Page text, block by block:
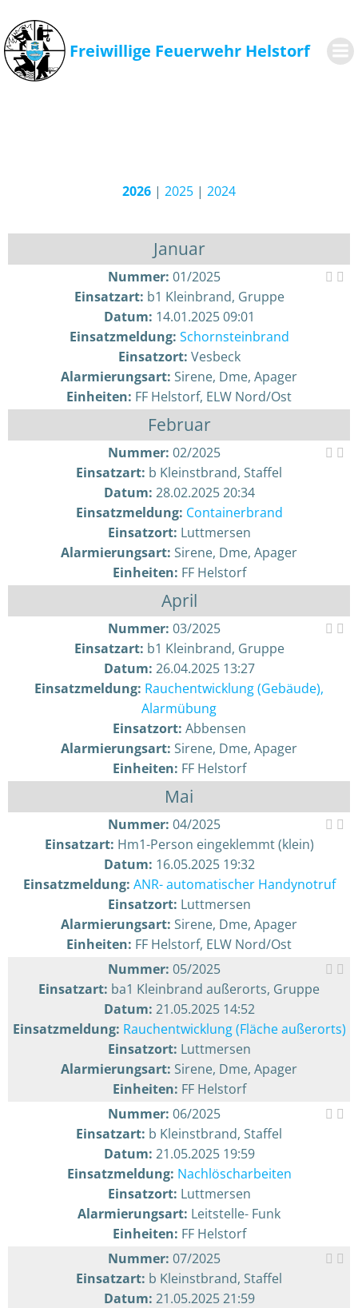
springen
Freiwillige Feuerwehr Helstorf
2026 | 2025 | 2024
Januar
Nummer: 01/2025
Einsatzart: b1 Kleinbrand, Gruppe
Datum: 14.01.2025 09:01
Einsatzmeldung: Schornsteinbrand
Einsatzort: Vesbeck
Alarmierungsart: Sirene, Dme, Apager
Einheiten: FF Helstorf, ELW Nord/Ost
Februar
Nummer: 02/2025
Einsatzart: b Kleinstbrand, Staffel
Datum: 28.02.2025 20:34
Einsatzmeldung: Containerbrand
Einsatzort: Luttmersen
Alarmierungsart: Sirene, Dme, Apager
Einheiten: FF Helstorf
April
Nummer: 03/2025
Einsatzart: b1 Kleinbrand, Gruppe
Datum: 26.04.2025 13:27
Einsatzmeldung: Rauchentwicklung (Gebäude),
Alarmübung
Einsatzort: Abbensen
Alarmierungsart: Sirene, Dme, Apager
Einheiten: FF Helstorf
Mai
Nummer: 04/2025
Einsatzart: Hm1-Person eingeklemmt (klein)
Datum: 16.05.2025 19:32
Einsatzmeldung: ANR- automatischer Handynotruf
Einsatzort: Luttmersen
Alarmierungsart: Sirene, Dme, Apager
Einheiten: FF Helstorf, ELW Nord/Ost
Nummer: 05/2025
Einsatzart: ba1 Kleinbrand außerorts, Gruppe
Datum: 21.05.2025 14:52
Einsatzmeldung: Rauchentwicklung (Fläche außerorts)
Einsatzort: Luttmersen
Alarmierungsart: Sirene, Dme, Apager
Einheiten: FF Helstorf
Nummer: 06/2025
Einsatzart: b Kleinstbrand, Staffel
Datum: 21.05.2025 19:59
Einsatzmeldung: Nachlöscharbeiten
Einsatzort: Luttmersen
Alarmierungsart: Leitstelle- Funk
Einheiten: FF Helstorf
Nummer: 07/2025
Einsatzart: b Kleinstbrand, Staffel
Datum: 21.05.2025 21:59